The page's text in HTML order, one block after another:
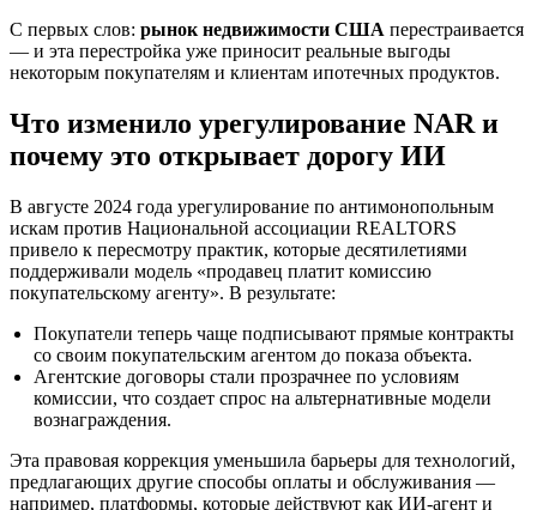
С первых слов: рынок недвижимости США перестраивается
— и эта перестройка уже приносит реальные выгоды
некоторым покупателям и клиентам ипотечных продуктов.
Что изменило урегулирование NAR и
почему это открывает дорогу ИИ
В августе 2024 года урегулирование по антимонопольным
искам против Национальной ассоциации REALTORS
привело к пересмотру практик, которые десятилетиями
поддерживали модель «продавец платит комиссию
покупательскому агенту». В результате:
Покупатели теперь чаще подписывают прямые контракты
со своим покупательским агентом до показа объекта.
Агентские договоры стали прозрачнее по условиям
комиссии, что создает спрос на альтернативные модели
вознаграждения.
Эта правовая коррекция уменьшила барьеры для технологий,
предлагающих другие способы оплаты и обслуживания —
например, платформы, которые действуют как ИИ-агент и